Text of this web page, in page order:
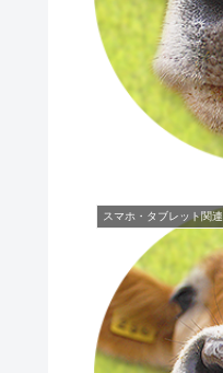
スマホ・タブレット関連